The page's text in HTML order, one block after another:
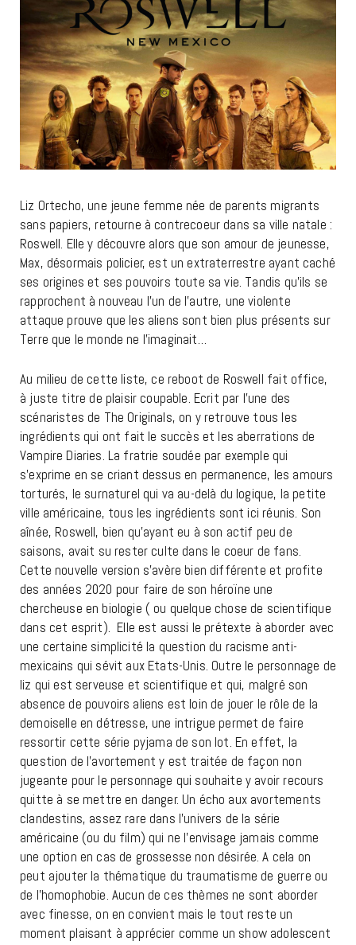
Liz Ortecho, une jeune femme née de parents migrants
sans papiers, retourne à contrecoeur dans sa ville natale :
Roswell. Elle y découvre alors que son amour de jeunesse,
Max, désormais policier, est un extraterrestre ayant caché
ses origines et ses pouvoirs toute sa vie. Tandis qu’ils se
rapprochent à nouveau l’un de l’autre, une violente
attaque prouve que les aliens sont bien plus présents sur
Terre que le monde ne l’imaginait…
Au milieu de cette liste, ce reboot de Roswell fait office,
à juste titre de plaisir coupable. Ecrit par l’une des
scénaristes de The Originals, on y retrouve tous les
ingrédients qui ont fait le succès et les aberrations de
Vampire Diaries. La fratrie soudée par exemple qui
s’exprime en se criant dessus en permanence, les amours
torturés, le surnaturel qui va au-delà du logique, la petite
ville américaine, tous les ingrédients sont ici réunis. Son
aînée, Roswell, bien qu’ayant eu à son actif peu de
saisons, avait su rester culte dans le coeur de fans.
Cette nouvelle version s’avère bien différente et profite
des années 2020 pour faire de son héroïne une
chercheuse en biologie ( ou quelque chose de scientifique
dans cet esprit). Elle est aussi le prétexte à aborder avec
une certaine simplicité la question du racisme anti-
mexicains qui sévit aux Etats-Unis. Outre le personnage de
liz qui est serveuse et scientifique et qui, malgré son
absence de pouvoirs aliens est loin de jouer le rôle de la
demoiselle en détresse, une intrigue permet de faire
ressortir cette série pyjama de son lot. En effet, la
question de l’avortement y est traitée de façon non
jugeante pour le personnage qui souhaite y avoir recours
quitte à se mettre en danger. Un écho aux avortements
clandestins, assez rare dans l’univers de la série
américaine (ou du film) qui ne l’envisage jamais comme
une option en cas de grossesse non désirée. A cela on
peut ajouter la thématique du traumatisme de guerre ou
de l’homophobie. Aucun de ces thèmes ne sont aborder
avec finesse, on en convient mais le tout reste un
moment plaisant à apprécier comme un show adolescent